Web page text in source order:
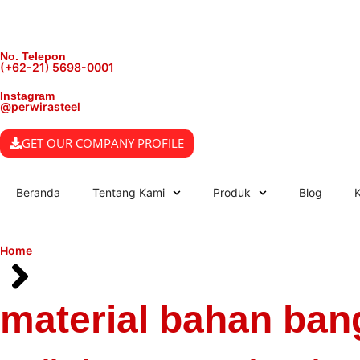
No. Telepon
(+62-21) 5698-0001
Instagram
@perwirasteel
GET OUR COMPANY PROFILE
Beranda Tentang Kami Produk Blog
Home
material bahan